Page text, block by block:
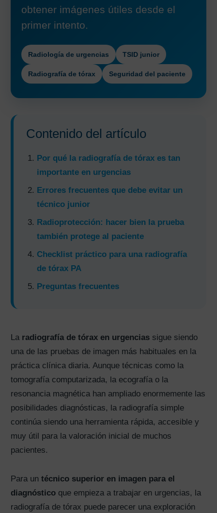
obtener imágenes útiles desde el
primer intento.
Radiología de urgencias TSID junior
Radiografía de tórax Seguridad del paciente
Contenido del artículo
Por qué la radiografía de tórax es tan
importante en urgencias
Errores frecuentes que debe evitar un
técnico junior
Radioprotección: hacer bien la prueba
también protege al paciente
Checklist práctico para una radiografía
de tórax PA
Preguntas frecuentes
La radiografía de tórax en urgencias sigue siendo
una de las pruebas de imagen más habituales en la
práctica clínica diaria. Aunque técnicas como la
tomografía computarizada, la ecografía o la
resonancia magnética han ampliado enormemente las
posibilidades diagnósticas, la radiografía simple
continúa siendo una herramienta rápida, accesible y
muy útil para la valoración inicial de muchos
pacientes.
Para untécnico superior en imagen para el
diagnóstico que empieza a trabajar en urgencias, la
radiografía de tórax puede parecer una exploración